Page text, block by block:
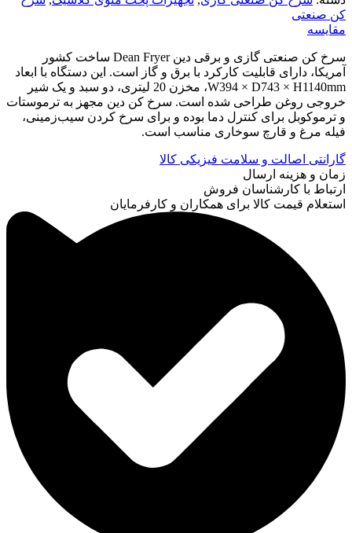
کن صنعتی
مقایسه
سرخ کن صنعتی گازی و برقی دین Dean Fryer ساخت کشور
آمریکا، دارای قابلیت کارکرد با برق و گاز است. این دستگاه با ابعاد
W394 × D743 × H1140mm، مخزن 20 لیتری، دو سبد و یک شیر
خروجی روغن طراحی شده است. سرخ کن دین مجهز به ترموستات
و ترموکوبل برای کنترل دما بوده و برای سرخ کردن سیب‌زمینی،
فیله مرغ و قارچ سوخاری مناسب است.
گارانتی اصالت و سلامت فیزیکی کالا
زمان و هزینه ارسال
ارتباط با کارشناسان فروش
استعلام قیمت کالا برای همکاران و کارفرمایان